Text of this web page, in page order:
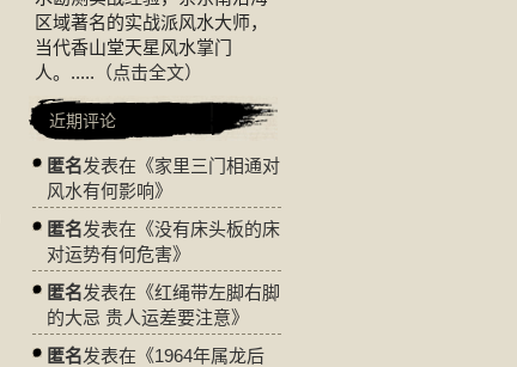
区域著名的实战派风水大师，
当代香山堂天星风水掌门
人。..... （点击全文）
近期评论
匿名发表在《家里三门相通对
风水有何影响》
匿名发表在《没有床头板的床
对运势有何危害》
匿名发表在《红绳带左脚右脚
的大忌 贵人运差要注意》
匿名发表在《1964年属龙后